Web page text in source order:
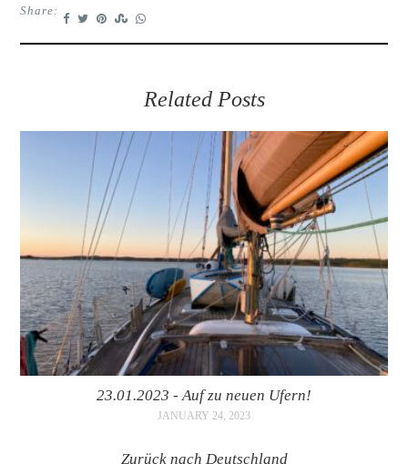
Share:
Related Posts
23.01.2023 - Auf zu neuen Ufern!
JANUARY 24, 2023
Zurück nach Deutschland